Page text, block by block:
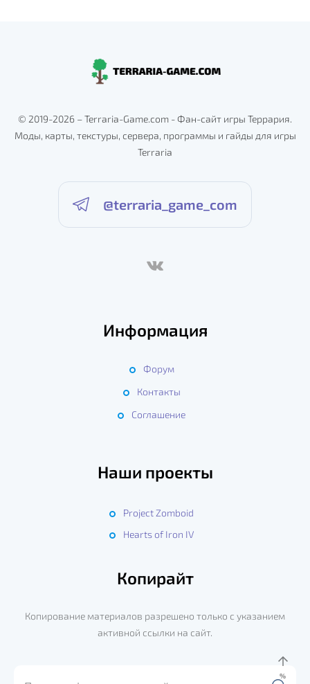
© 2019-2026 – Terraria-Game.com - Фан-сайт игры Террария.
Моды, карты, текстуры, сервера, программы и гайды для игры
Terraria
@terraria_game_com
Информация
Форум
Контакты
Соглашение
Наши проекты
Project Zomboid
Hearts of Iron IV
Копирайт
Копирование материалов разрешено только с указанием
активной ссылки на сайт.
%